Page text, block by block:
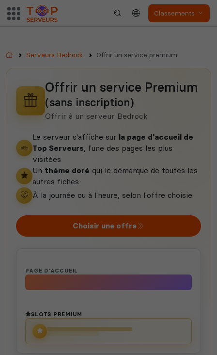
Classements
Myth of Empires Enshrouded
Voir tous les
AccueilServeurs Bedrock Offrir un service premium
Offrir un service Premium
(sans inscription)
Offrir à un serveur Bedrock
Le serveur s'affiche sur la page d'accueil de
Top Serveurs, l'une des pages les plus
visitées
Un thème doré qui le démarque de toutes les
autres fiches
À la journée ou à l'heure, selon l'offre choisie
Choisir une offre
PAGE D'ACCUEIL
SLOTS PREMIUM